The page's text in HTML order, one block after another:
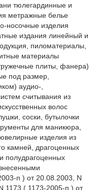
тюлегардинные и
метражные белье
носочные изделия
издания линейный и
пиломатериалы,
материалы
плиты, фанера)
под размер,
аудио-,
считывания из
волос
соски, бутылочки
для маникюра,
изделия из
камней, драгоценных
полудрагоценных
п ) от 20.08.2003, N
1173 ( 1173-2005-п ) от